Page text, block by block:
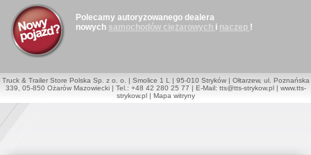
Polecamy autoryzowanego dealera
nowych samochodów ciężarowych i naczep !
Truck & Trailer Store Polska Sp. z o. o. | Smolice 1 L | 95-010 Stryków | Ołtarzew, ul. Poznańska
339, 05-850 Ożarów Mazowiecki | Tel.: +48 42 280 25 77 | E-Mail: tts@tts-strykow.pl| www.tts-
strykow.pl| Mapa witryny